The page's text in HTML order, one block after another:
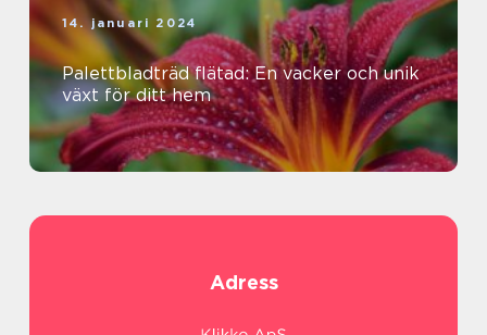
14. januari 2024
Palettbladträd flätad: En vacker och unik
växt för ditt hem
Adress